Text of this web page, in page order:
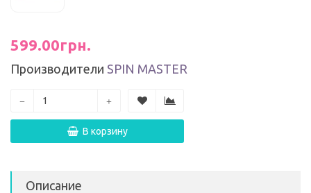
599.00грн.
Производители SPIN MASTER
В корзину
Описание